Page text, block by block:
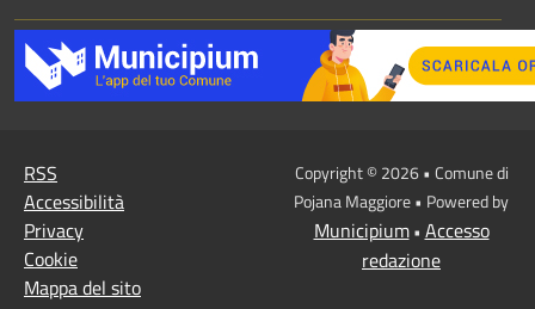
RSS
Accessibilità
Privacy
Cookie
Mappa del sito
Copyright © 2026 • Comune di
Pojana Maggiore • Powered by
Municipium• Accesso
redazione